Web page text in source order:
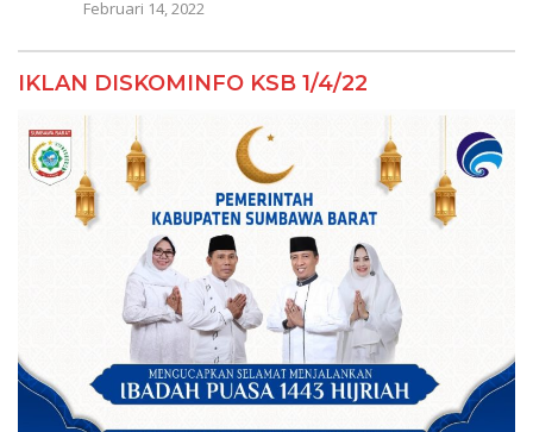
Februari 14, 2022
IKLAN DISKOMINFO KSB 1/4/22